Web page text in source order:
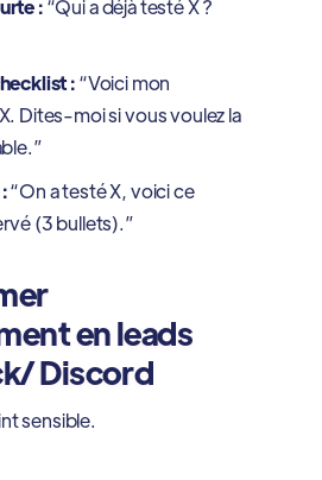
:“Qui a déjà testé X ?
:“Voici mon
Dites-moi si vous voulez la
“On a testé X, voici ce
(3 bullets).”
en leads
Discord
sensible.